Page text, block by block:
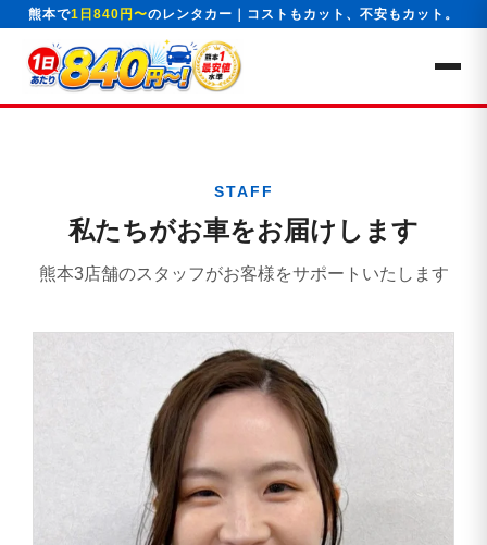
熊本で1日840円〜のレンタカー｜コストもカット、不安もカット。
STAFF
私たちがお車をお届けします
熊本3店舗のスタッフがお客様をサポートいたします